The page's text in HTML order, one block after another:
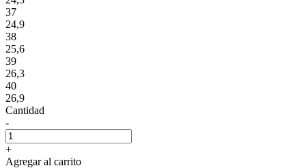
37
24,9
38
25,6
39
26,3
40
26,9
Cantidad
-
+
Agregar al carrito